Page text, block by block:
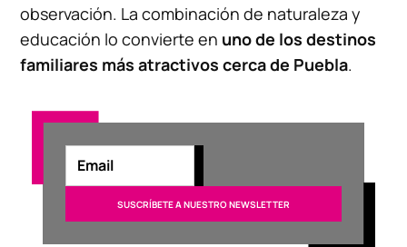
observación. La combinación de naturaleza y
educación lo convierte en uno de los destinos
familiares más atractivos cerca de Puebla.